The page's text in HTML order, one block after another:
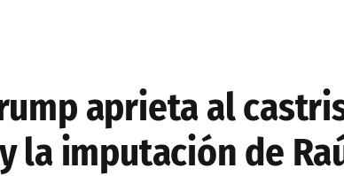
aprieta al
la imputación de